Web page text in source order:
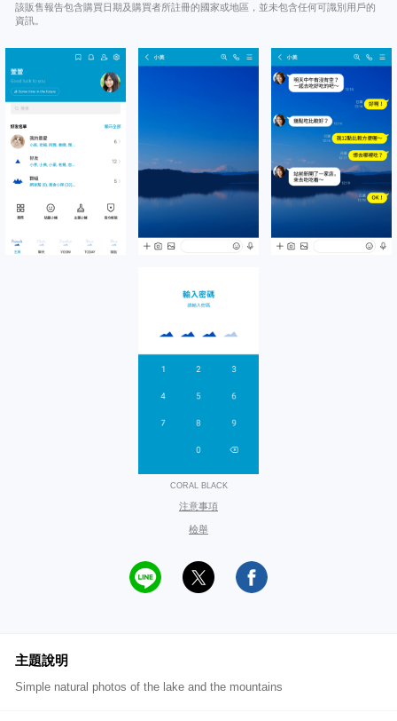
該販售報告包含購買日期及購買者所註冊的國家或地區，並未包含任何可識別用戶的
資訊。
CORAL BLACK
注意事項
檢舉
主題說明
Simple natural photos of the lake and the mountains